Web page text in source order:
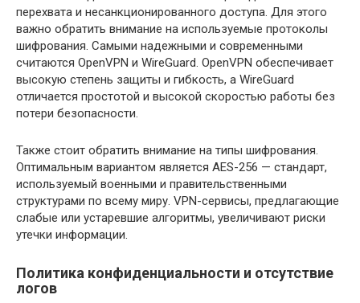
перехвата и несанкционированного доступа. Для этого
важно обратить внимание на используемые протоколы
шифрования. Самыми надежными и современными
считаются OpenVPN и WireGuard. OpenVPN обеспечивает
высокую степень защиты и гибкость, а WireGuard
отличается простотой и высокой скоростью работы без
потери безопасности.
Также стоит обратить внимание на типы шифрования.
Оптимальным вариантом является AES-256 — стандарт,
используемый военными и правительственными
структурами по всему миру. VPN-сервисы, предлагающие
слабые или устаревшие алгоритмы, увеличивают риски
утечки информации.
Политика конфиденциальности и отсутствие
логов